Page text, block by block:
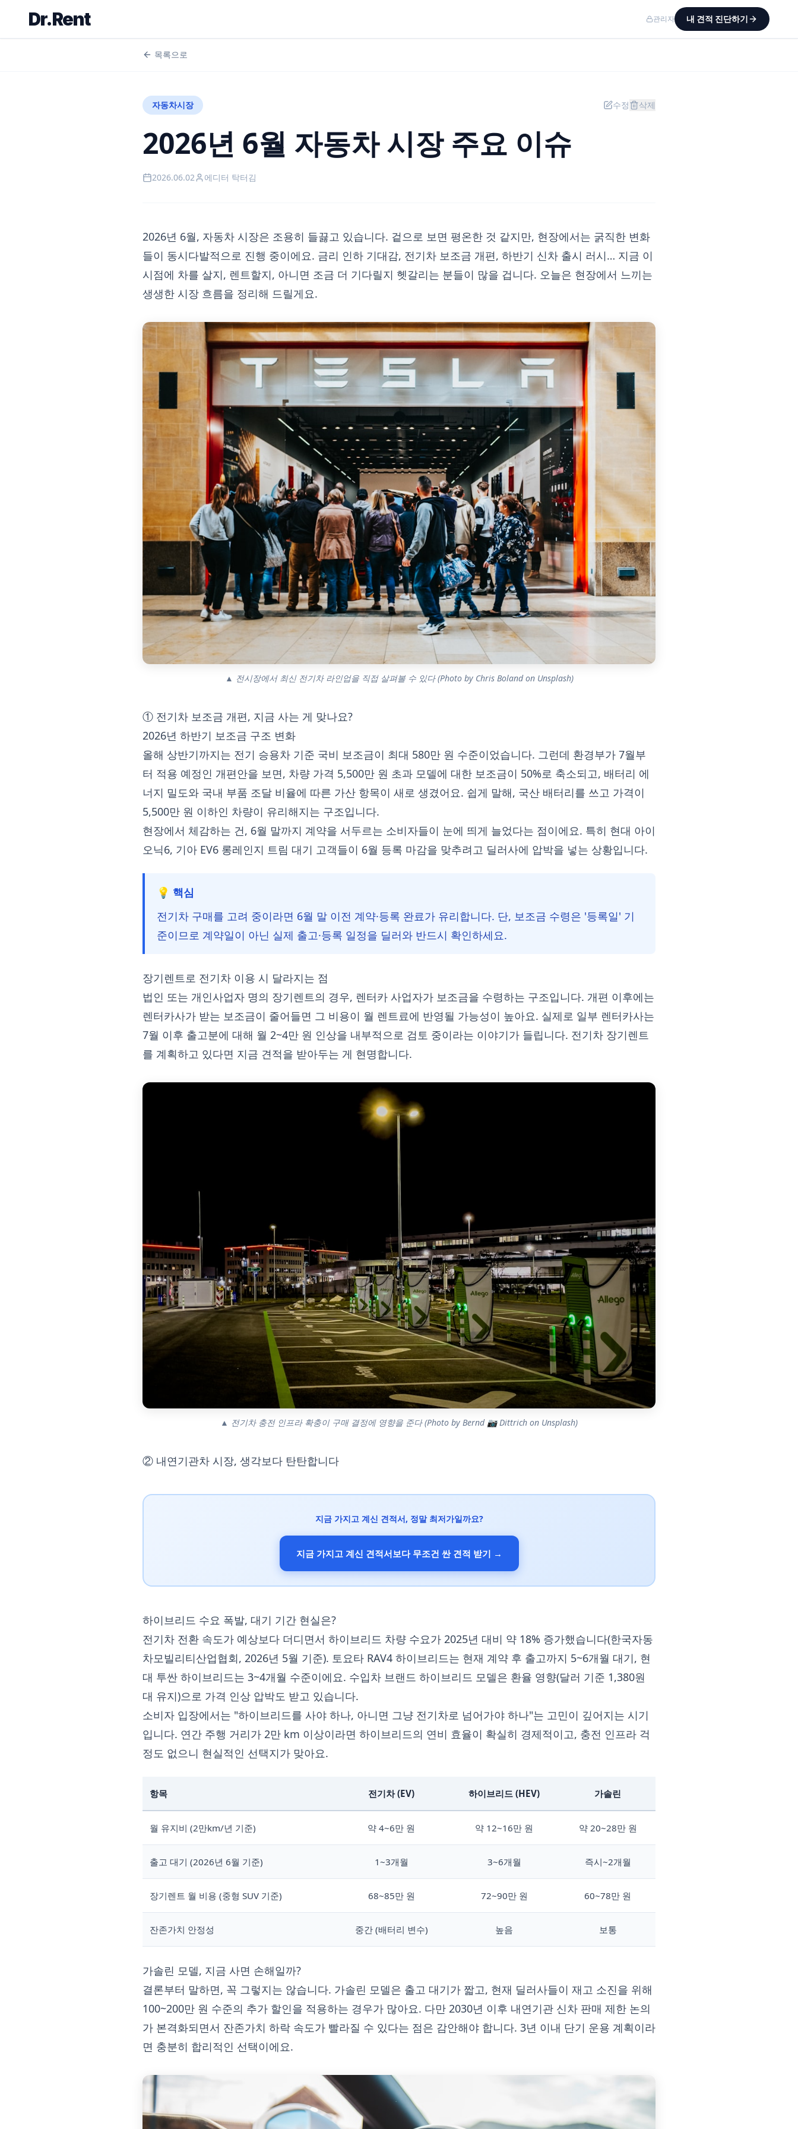
Dr.Rent 관리자 내 견적 진단하기
목록으로
자동차시장 수정 삭제
2026년 6월 자동차 시장 주요 이슈
2026.06.02 에디터 탁터김
2026년 6월, 자동차 시장은 조용히 들끓고 있습니다. 겉으로 보면 평온한 것 같지만, 현장에서는 굵직한 변화
들이 동시다발적으로 진행 중이에요. 금리 인하 기대감, 전기차 보조금 개편, 하반기 신차 출시 러시… 지금 이
시점에 차를 살지, 렌트할지, 아니면 조금 더 기다릴지 헷갈리는 분들이 많을 겁니다. 오늘은 현장에서 느끼는
생생한 시장 흐름을 정리해 드릴게요.
▲ 전시장에서 최신 전기차 라인업을 직접 살펴볼 수 있다 (Photo by Chris Boland on Unsplash)
① 전기차 보조금 개편, 지금 사는 게 맞나요?
2026년 하반기 보조금 구조 변화
올해 상반기까지는 전기 승용차 기준 국비 보조금이 최대 580만 원 수준이었습니다. 그런데 환경부가 7월부
터 적용 예정인 개편안을 보면, 차량 가격 5,500만 원 초과 모델에 대한 보조금이 50%로 축소되고, 배터리 에
너지 밀도와 국내 부품 조달 비율에 따른 가산 항목이 새로 생겼어요. 쉽게 말해, 국산 배터리를 쓰고 가격이
5,500만 원 이하인 차량이 유리해지는 구조입니다.
현장에서 체감하는 건, 6월 말까지 계약을 서두르는 소비자들이 눈에 띄게 늘었다는 점이에요. 특히 현대 아이
오닉6, 기아 EV6 롱레인지 트림 대기 고객들이 6월 등록 마감을 맞추려고 딜러사에 압박을 넣는 상황입니다.
💡 핵심
전기차 구매를 고려 중이라면 6월 말 이전 계약·등록 완료가 유리합니다. 단, 보조금 수령은 '등록일' 기
준이므로 계약일이 아닌 실제 출고·등록 일정을 딜러와 반드시 확인하세요.
장기렌트로 전기차 이용 시 달라지는 점
법인 또는 개인사업자 명의 장기렌트의 경우, 렌터카 사업자가 보조금을 수령하는 구조입니다. 개편 이후에는
렌터카사가 받는 보조금이 줄어들면 그 비용이 월 렌트료에 반영될 가능성이 높아요. 실제로 일부 렌터카사는
7월 이후 출고분에 대해 월 2~4만 원 인상을 내부적으로 검토 중이라는 이야기가 들립니다. 전기차 장기렌트
를 계획하고 있다면 지금 견적을 받아두는 게 현명합니다.
▲ 전기차 충전 인프라 확충이 구매 결정에 영향을 준다 (Photo by Bernd 📷 Dittrich on Unsplash)
② 내연기관차 시장, 생각보다 탄탄합니다
지금 가지고 계신 견적서, 정말 최저가일까요?
지금 가지고 계신 견적서보다 무조건 싼 견적 받기 →
하이브리드 수요 폭발, 대기 기간 현실은?
전기차 전환 속도가 예상보다 더디면서 하이브리드 차량 수요가 2025년 대비 약 18% 증가했습니다(한국자동
차모빌리티산업협회, 2026년 5월 기준). 토요타 RAV4 하이브리드는 현재 계약 후 출고까지 5~6개월 대기, 현
대 투싼 하이브리드는 3~4개월 수준이에요. 수입차 브랜드 하이브리드 모델은 환율 영향(달러 기준 1,380원
대 유지)으로 가격 인상 압박도 받고 있습니다.
소비자 입장에서는 "하이브리드를 사야 하나, 아니면 그냥 전기차로 넘어가야 하나"는 고민이 깊어지는 시기
입니다. 연간 주행 거리가 2만 km 이상이라면 하이브리드의 연비 효율이 확실히 경제적이고, 충전 인프라 걱
정도 없으니 현실적인 선택지가 맞아요.
항목 전기차 (EV) 하이브리드 (HEV) 가솔린
월 유지비 (2만km/년 기준) 약 4~6만 원 약 12~16만 원 약 20~28만 원
출고 대기 (2026년 6월 기준) 1~3개월 3~6개월 즉시~2개월
장기렌트 월 비용 (중형 SUV 기준) 68~85만 원 72~90만 원 60~78만 원
잔존가치 안정성 중간 (배터리 변수) 높음 보통
가솔린 모델, 지금 사면 손해일까?
결론부터 말하면, 꼭 그렇지는 않습니다. 가솔린 모델은 출고 대기가 짧고, 현재 딜러사들이 재고 소진을 위해
100~200만 원 수준의 추가 할인을 적용하는 경우가 많아요. 다만 2030년 이후 내연기관 신차 판매 제한 논의
가 본격화되면서 잔존가치 하락 속도가 빨라질 수 있다는 점은 감안해야 합니다. 3년 이내 단기 운용 계획이라
면 충분히 합리적인 선택이에요.